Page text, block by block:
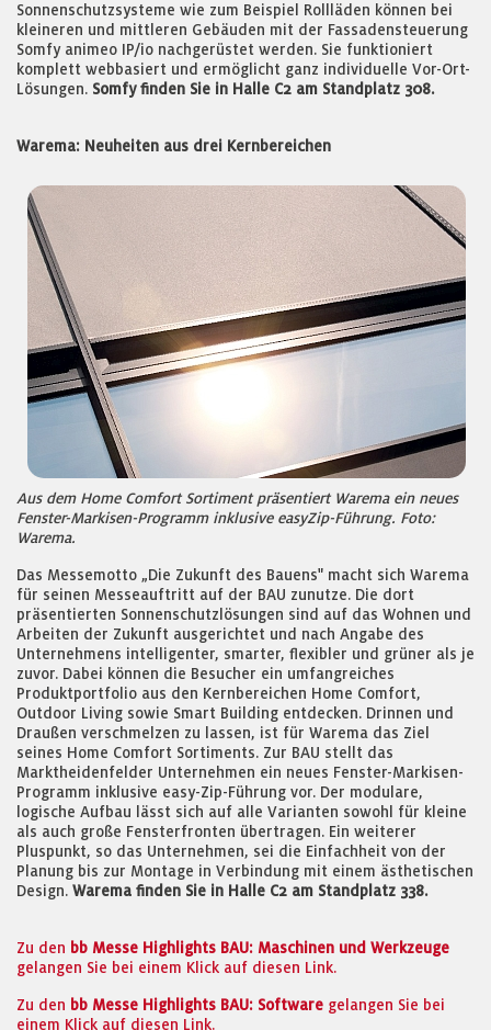
Sonnenschutzsysteme wie zum Beispiel Rollläden können bei
kleineren und mittleren Gebäuden mit der Fassadensteuerung
Somfy animeo IP/io nachgerüstet werden. Sie funktioniert
komplett webbasiert und ermöglicht ganz individuelle Vor-Ort-
Lösungen. Somfy finden Sie in Halle C2 am Standplatz 308.
Warema: Neuheiten aus drei Kernbereichen
Aus dem Home Comfort Sortiment präsentiert Warema ein neues
Fenster-Markisen-Programm inklusive easyZip-Führung. Foto:
Warema.
Das Messemotto „Die Zukunft des Bauens" macht sich Warema
für seinen Messeauftritt auf der BAU zunutze. Die dort
präsentierten Sonnenschutzlösungen sind auf das Wohnen und
Arbeiten der Zukunft ausgerichtet und nach Angabe des
Unternehmens intelligenter, smarter, flexibler und grüner als je
zuvor. Dabei können die Besucher ein umfangreiches
Produktportfolio aus den Kernbereichen Home Comfort,
Outdoor Living sowie Smart Building entdecken. Drinnen und
Draußen verschmelzen zu lassen, ist für Warema das Ziel
seines Home Comfort Sortiments. Zur BAU stellt das
Marktheidenfelder Unternehmen ein neues Fenster-Markisen-
Programm inklusive easy-Zip-Führung vor. Der modulare,
logische Aufbau lässt sich auf alle Varianten sowohl für kleine
als auch große Fensterfronten übertragen. Ein weiterer
Pluspunkt, so das Unternehmen, sei die Einfachheit von der
Planung bis zur Montage in Verbindung mit einem ästhetischen
Design. Warema finden Sie in Halle C2 am Standplatz 338.
Zu den bb Messe Highlights BAU: Maschinen und Werkzeuge
gelangen Sie bei einem Klick auf diesen Link.
Zu den bb Messe Highlights BAU: Software gelangen Sie bei
einem Klick auf diesen Link.